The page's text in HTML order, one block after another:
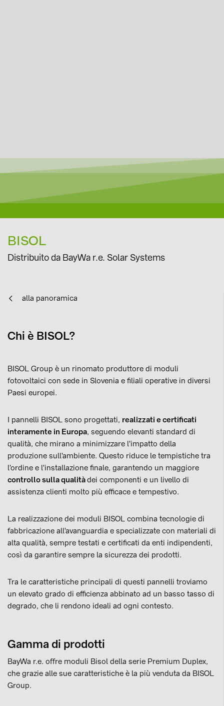
BISOL
Distribuito da BayWa r.e. Solar Systems
alla panoramica
Chi è BISOL?
BISOL Group è un rinomato produttore di moduli
fotovoltaici con sede in Slovenia e filiali operative in diversi
Paesi europei.
I pannelli BISOL sono progettati, realizzati e certificati
interamente in Europa, seguendo elevanti standard di
qualità, che mirano a minimizzare l'impatto della
produzione sull'ambiente. Questo riduce le tempistiche tra
l'ordine e l'installazione finale, garantendo un maggiore
controllo sulla qualitàdei componenti e un livello di
assistenza clienti molto più efficace e tempestivo.
La realizzazione dei moduli BISOL combina tecnologie di
fabbricazione all'avanguardia e specializzate con materiali di
alta qualità, sempre testati e certificati da enti indipendenti,
così da garantire sempre la sicurezza dei prodotti.
Tra le caratteristiche principali di questi pannelli troviamo
un elevato grado di efficienza abbinato ad un basso tasso di
degrado, che li rendono ideali ad ogni contesto.
Gamma di prodotti
BayWa r.e. offre moduli Bisol della serie Premium Duplex,
che grazie alle sue caratteristiche è la più venduta da BISOL
Group.